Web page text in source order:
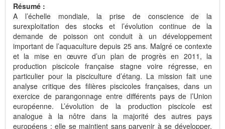
Résumé :
A l’échelle mondiale, la prise de conscience de la
surexploitation des stocks et l’évolution continue de la
demande de poisson ont conduit à un développement
important de l’aquaculture depuis 25 ans. Malgré ce contexte
et la mise en œuvre d’un plan de progrès en 2011, la
production piscicole française stagne voire régresse, en
particulier pour la pisciculture d’étang. La mission fait une
analyse critique des filières piscicoles françaises, dans un
exercice de parangonnage entre différents pays de l’Union
européenne. L’évolution de la production piscicole est
analogue à la nôtre dans la majorité des autres pays
européens : elle se maintient sans parvenir à se développer.